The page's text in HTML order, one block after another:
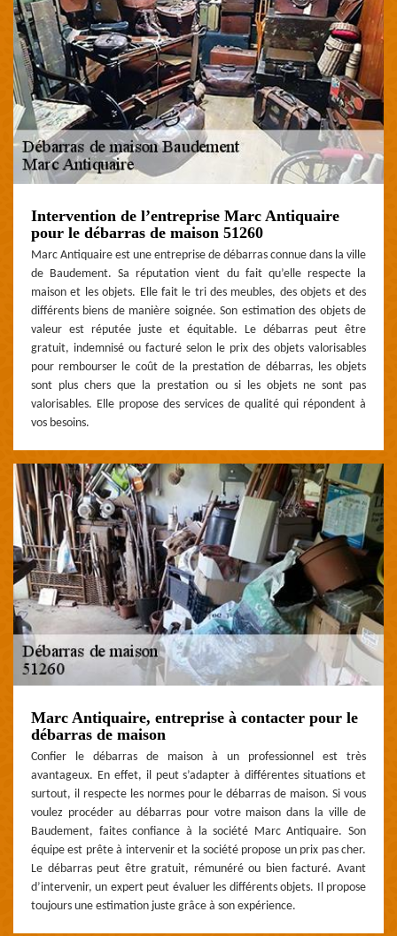
Intervention de l’entreprise Marc Antiquaire
pour le débarras de maison 51260
Marc Antiquaire est une entreprise de débarras connue dans la ville
de Baudement. Sa réputation vient du fait qu’elle respecte la
maison et les objets. Elle fait le tri des meubles, des objets et des
différents biens de manière soignée. Son estimation des objets de
valeur est réputée juste et équitable. Le débarras peut être
gratuit, indemnisé ou facturé selon le prix des objets valorisables
pour rembourser le coût de la prestation de débarras, les objets
sont plus chers que la prestation ou si les objets ne sont pas
valorisables. Elle propose des services de qualité qui répondent à
vos besoins.
Marc Antiquaire, entreprise à contacter pour le
débarras de maison
Confier le débarras de maison à un professionnel est très
avantageux. En effet, il peut s’adapter à différentes situations et
surtout, il respecte les normes pour le débarras de maison. Si vous
voulez procéder au débarras pour votre maison dans la ville de
Baudement, faites confiance à la société Marc Antiquaire. Son
équipe est prête à intervenir et la société propose un prix pas cher.
Le débarras peut être gratuit, rémunéré ou bien facturé. Avant
d’intervenir, un expert peut évaluer les différents objets. Il propose
toujours une estimation juste grâce à son expérience.